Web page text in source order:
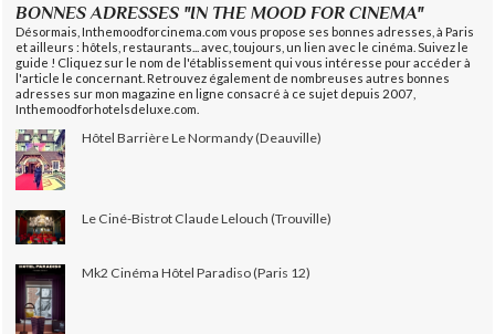
BONNES ADRESSES "IN THE MOOD FOR CINEMA"
Désormais, Inthemoodforcinema.com vous propose ses bonnes adresses, à Paris
et ailleurs : hôtels, restaurants... avec, toujours, un lien avec le cinéma. Suivez le
guide ! Cliquez sur le nom de l'établissement qui vous intéresse pour accéder à
l'article le concernant. Retrouvez également de nombreuses autres bonnes
adresses sur mon magazine en ligne consacré à ce sujet depuis 2007,
Inthemoodforhotelsdeluxe.com.
Hôtel Barrière Le Normandy (Deauville)
Le Ciné-Bistrot Claude Lelouch (Trouville)
Mk2 Cinéma Hôtel Paradiso (Paris 12)